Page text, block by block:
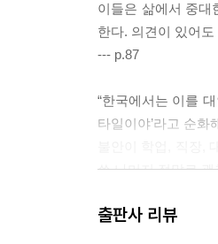
이들은 삶에서 중대
한다. 의견이 있어도
--- p.87
“한국에서는 이를
타일이야’라고 순
쓴 나머지 정말로 괜
출판사 리뷰